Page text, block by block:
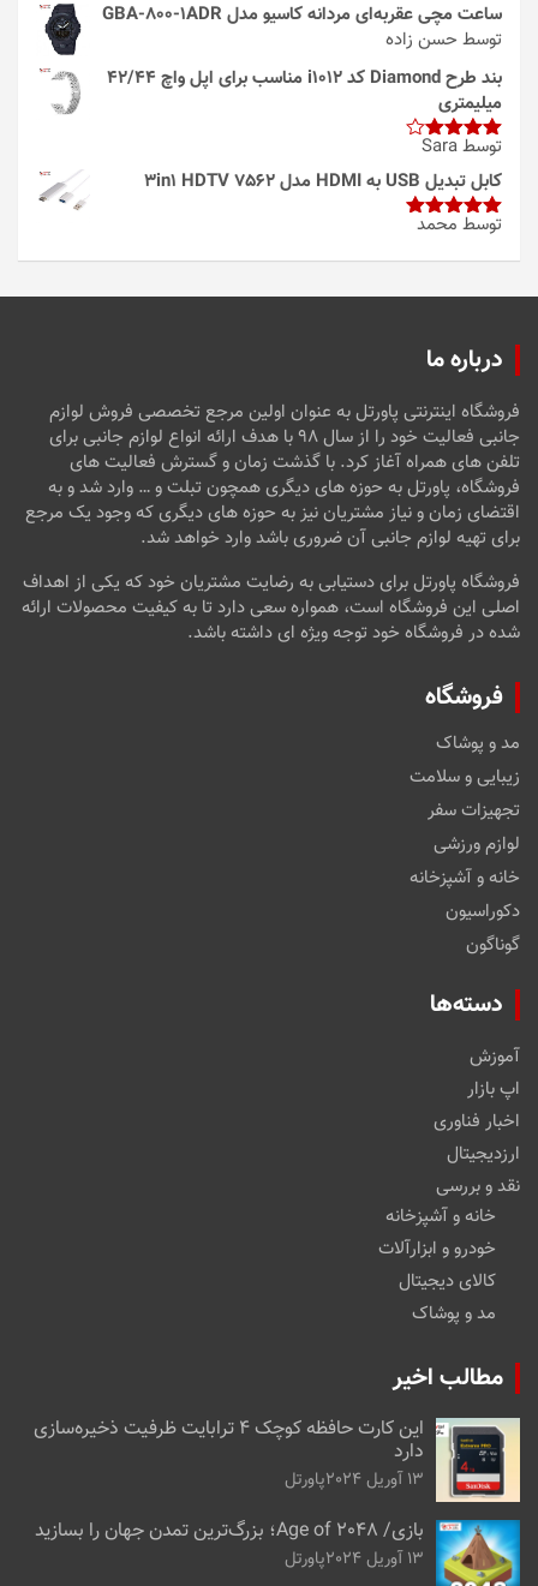
ساعت مچی عقربه‌ای مردانه کاسیو مدل GBA-800-1ADR
توسط حسن زاده
بند طرح Diamond کد i1012 مناسب برای اپل واچ 42/44
میلیمتری
امتیاز4
از 5
توسط Sara
کابل تبدیل USB به HDMI مدل 3in1 HDTV 7562
امتیاز5از
توسط محمد
درباره ما
فروشگاه اینترنتی پاورتل به عنوان اولین مرجع تخصصی فروش لوازم
جانبی فعالیت خود را از سال ۹۸ با هدف ارائه انواع لوازم جانبی برای
تلفن های همراه آغاز کرد. با گذشت زمان و گسترش فعالیت های
فروشگاه، پاورتل به حوزه های دیگری همچون تبلت و … وارد شد و به
اقتضای زمان و نیاز مشتریان نیز به حوزه های دیگری که وجود یک مرجع
برای تهیه لوازم جانبی آن ضروری باشد وارد خواهد شد.
فروشگاه پاورتل برای دستیابی به رضایت مشتریان خود که یکی از اهداف
اصلی این فروشگاه است، همواره سعی دارد تا به کیفیت محصولات ارائه
شده در فروشگاه خود توجه ویژه ای داشته باشد.
فروشگاه
مد و پوشاک
زیبایی و سلامت
تجهیزات سفر
لوازم ورزشی
خانه و آشپزخانه
دکوراسیون
گوناگون
دسته‌ها
آموزش
اپ بازار
اخبار فناوری
ارزدیجیتال
نقد و بررسی
خانه و آشپزخانه
خودرو و ابزارآلات
کالای دیجیتال
مد و پوشاک
مطالب اخیر
این کارت حافظه کوچک ۴ ترابایت ظرفیت ذخیره‌سازی
دارد
13 آوریل 2024 پاورتل
بازی/ Age of 2048؛ بزرگ‌ترین تمدن جهان را بسازید
13 آوریل 2024 پاورتل